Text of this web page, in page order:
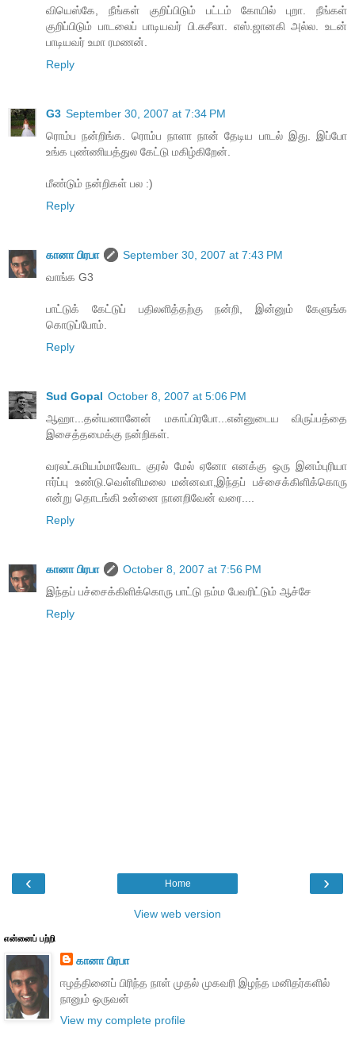
வியெஸ்கே, நீங்கள் குறிப்பிடும் பட்டம் கோயில் புறா. நீங்கள்
குறிப்பிடும் பாடலைப் பாடியவர் பி.சுசீலா. எஸ்.ஜானகி அல்ல. உடன்
பாடியவர் உமா ரமணன்.
Reply
G3 September 30, 2007 at 7:34 PM
ரொம்ப நன்றிங்க. ரொம்ப நாளா நான் தேடிய பாடல் இது. இப்போ
உங்க புண்ணியத்துல கேட்டு மகிழ்கிறேன்.
மீண்டும் நன்றிகள் பல :)
Reply
கானா பிரபா
September 30, 2007 at 7:43 PM
வாங்க G3
பாட்டுக் கேட்டுப் பதிலளித்தற்கு நன்றி, இன்னும் கேளுங்க
கொடுப்போம்.
Reply
Sud Gopal October 8, 2007 at 5:06 PM
ஆஹா...தன்யனானேன் மகாப்பிரபோ...என்னுடைய விருப்பத்தை
இசைத்தமைக்கு நன்றிகள்.
வரலட்சுமியம்மாவோட குரல் மேல் ஏனோ எனக்கு ஒரு இனம்புரியா
ஈர்ப்பு உண்டு.வெள்ளிமலை மன்னவா,இந்தப் பச்சைக்கிளிக்கொரு
என்று தொடங்கி உன்னை நானறிவேன் வரை....
Reply
கானா பிரபா
October 8, 2007 at 7:56 PM
இந்தப் பச்சைக்கிளிக்கொரு பாட்டு நம்ம பேவரிட்டும் ஆச்சே
Reply
‹ ›
Home
View web version
என்னைப் பற்றி
கானா பிரபா
ஈழத்தினைப் பிரிந்த நாள் முதல் முகவரி இழந்த மனிதர்களில்
நானும் ஒருவன்
View my complete profile